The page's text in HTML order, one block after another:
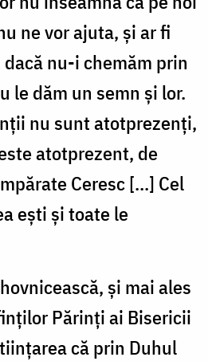
ne vor ajuta, şi ar fi
nu-i chemăm prin
le dăm un semn şi lor.
nu sunt atotprezenţi,
atotprezent, de
Ceresc [...] Cel
eşti şi toate le
și mai ales
Părinţi ai Bisericii
că prin Duhul